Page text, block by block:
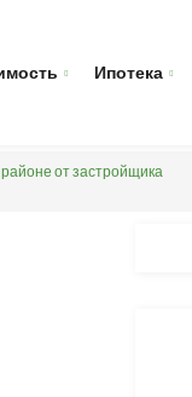
Ипотека
от застройщика